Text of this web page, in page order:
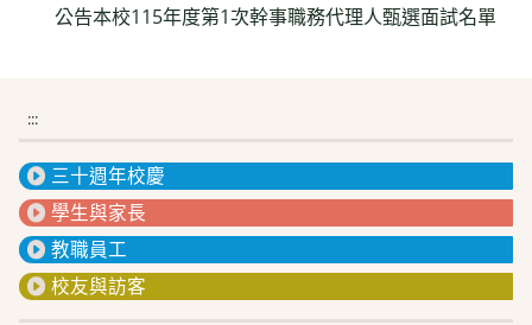
公告本校115年度第1次幹事職務代理人甄選面試名單
:::
三十週年校慶
學生與家長
教職員工
校友與訪客